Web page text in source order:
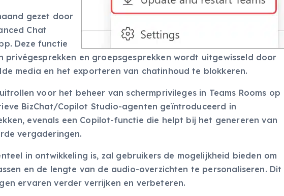
gezet door
Chat
Deze functie
privégesprekken en groepsgesprekken wordt uitgewisseld door
media en het exporteren van chatinhoud te blokkeren.
voor het beheer van schermprivileges in Teams Rooms op
BizChat/Copilot Studio-agenten geïntroduceerd in
evenals een Copilot-functie die helpt bij het genereren van
vergaderingen.
in ontwikkeling is, zal gebruikers de mogelijkheid bieden om
en de lengte van de audio-overzichten te personaliseren. Dit
ervaren verder verrijken en verbeteren.